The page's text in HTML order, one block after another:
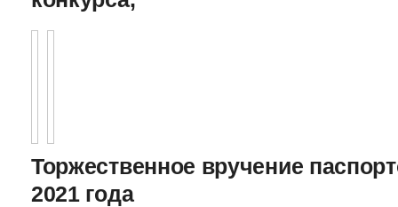
Торжественное вручение
2021 года